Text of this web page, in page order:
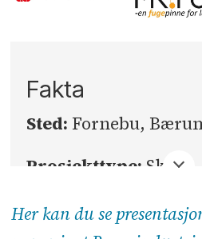
Fakta
Sted: Fornebu,
Prosjekttype: Skole-
Her kan du se